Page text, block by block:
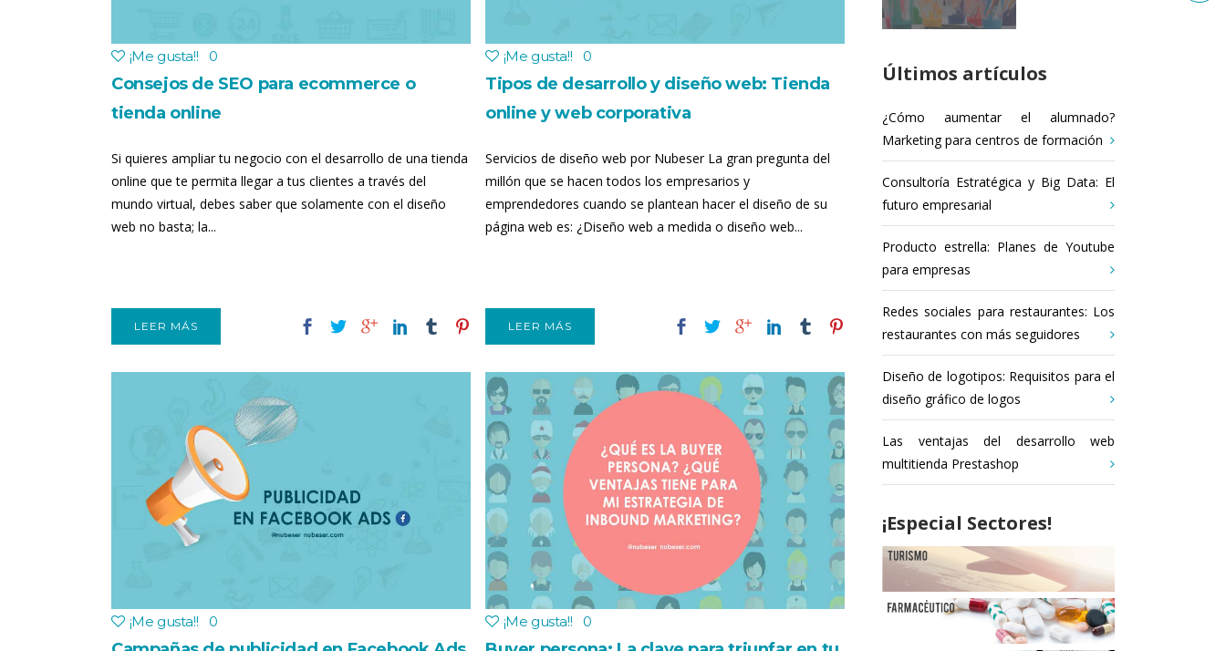
¡Me gusta!! 0
Consejos de SEO para ecommerce o
tienda online
Si quieres ampliar tu negocio con el desarrollo de una tienda
online que te permita llegar a tus clientes a través del
mundo virtual, debes saber que solamente con el diseño
web no basta; la...
LEER MÁS
¡Me gusta!! 0
Tipos de desarrollo y diseño web: Tienda
online y web corporativa
Servicios de diseño web por Nubeser La gran pregunta del
millón que se hacen todos los empresarios y
emprendedores cuando se plantean hacer el diseño de su
página web es: ¿Diseño web a medida o diseño web...
LEER MÁS
¡Me gusta!! 0 ¡Me gusta!! 0
Últimos artículos
¿Cómo aumentar el alumnado?
Marketing para centros de formación
Consultoría Estratégica y Big Data: El
futuro empresarial
Producto estrella: Planes de Youtube
para empresas
Redes sociales para restaurantes: Los
restaurantes con más seguidores
Diseño de logotipos: Requisitos para el
diseño gráfico de logos
Las ventajas del desarrollo web
multitienda Prestashop
¡Especial Sectores!